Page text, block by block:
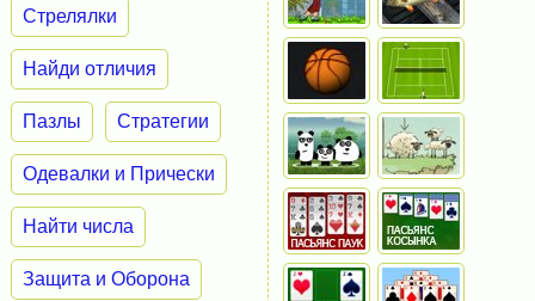
Стрелялки
Найди отличия
Пазлы Стратегии
Одевалки и Прически
Найти числа
Защита и Оборона